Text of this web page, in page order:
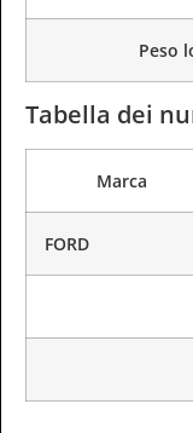
Peso
Tabella dei
Marca
FORD